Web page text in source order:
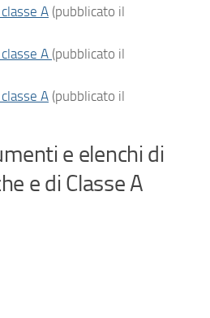
A (pubblicato il
A (pubblicato il
A (pubblicato il
e elenchi di
e di Classe A